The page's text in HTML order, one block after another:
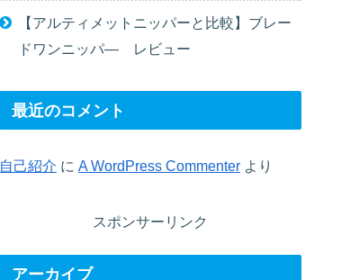
【アルティメットニッパーと比較】ブレー
ドワンニッパ― レビュー
最近のコメント
自己紹介 に A WordPress Commenter より
スポンサーリンク
アーカイブ